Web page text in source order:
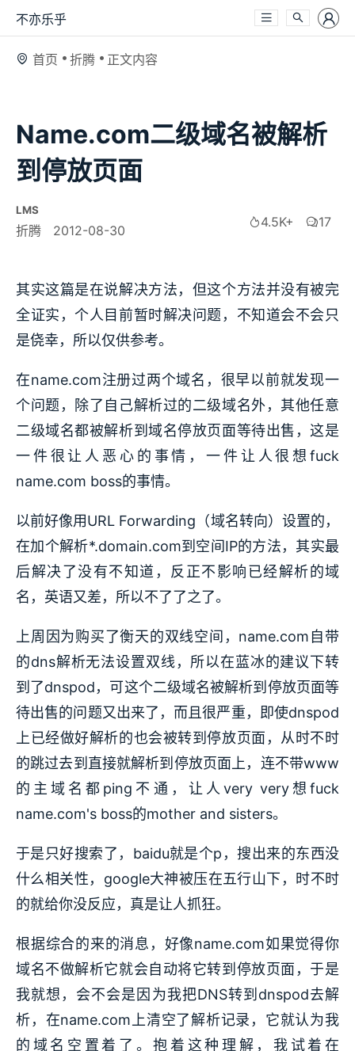
不亦乐乎
首页 折腾 正文内容
Name.com二级域名被解析
到停放页面
LMS
折腾 2012-08-30
4.5K+ 17
其实这篇是在说解决方法，但这个方法并没有被完
全证实，个人目前暂时解决问题，不知道会不会只
是侥幸，所以仅供参考。
在name.com注册过两个域名，很早以前就发现一
个问题，除了自己解析过的二级域名外，其他任意
二级域名都被解析到域名停放页面等待出售，这是
一件很让人恶心的事情，一件让人很想fuck
name.com boss的事情。
以前好像用URL Forwarding（域名转向）设置的，
在加个解析*.domain.com到空间IP的方法，其实最
后解决了没有不知道，反正不影响已经解析的域
名，英语又差，所以不了了之了。
上周因为购买了衡天的双线空间，name.com自带
的dns解析无法设置双线，所以在蓝冰的建议下转
到了dnspod，可这个二级域名被解析到停放页面等
待出售的问题又出来了，而且很严重，即使dnspod
上已经做好解析的也会被转到停放页面，从时不时
的跳过去到直接就解析到停放页面上，连不带www
的主域名都ping不通，让人very very想fuck
name.com's boss的mother and sisters。
于是只好搜索了，baidu就是个p，搜出来的东西没
什么相关性，google大神被压在五行山下，时不时
的就给你没反应，真是让人抓狂。
根据综合的来的消息，好像name.com如果觉得你
域名不做解析它就会自动将它转到停放页面，于是
我就想，会不会是因为我把DNS转到dnspod去解
析，在name.com上清空了解析记录，它就认为我
的域名空置着了。抱着这种理解，我试着在